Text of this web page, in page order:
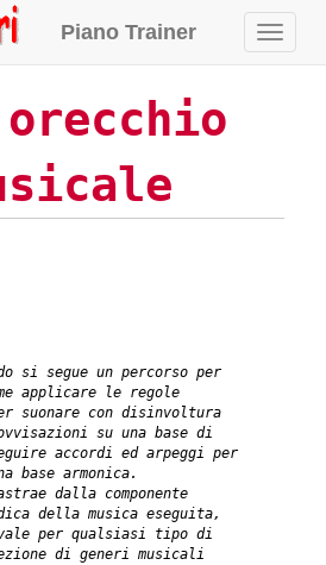
Piano Trainer
si segue un percorso per
applicare le regole
suonare con disinvoltura
su una base di
accordi ed arpeggi per
base armonica.
dalla componente
della musica eseguita,
per qualsiasi tipo di
di generi musicali